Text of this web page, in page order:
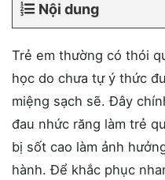
Nội dung
Trẻ em thường có thói
học do chưa tự ý thức
miệng sạch sẽ. Đây
đau nhức răng làm trẻ
bị sốt cao làm ảnh
hành. Để khắc phục